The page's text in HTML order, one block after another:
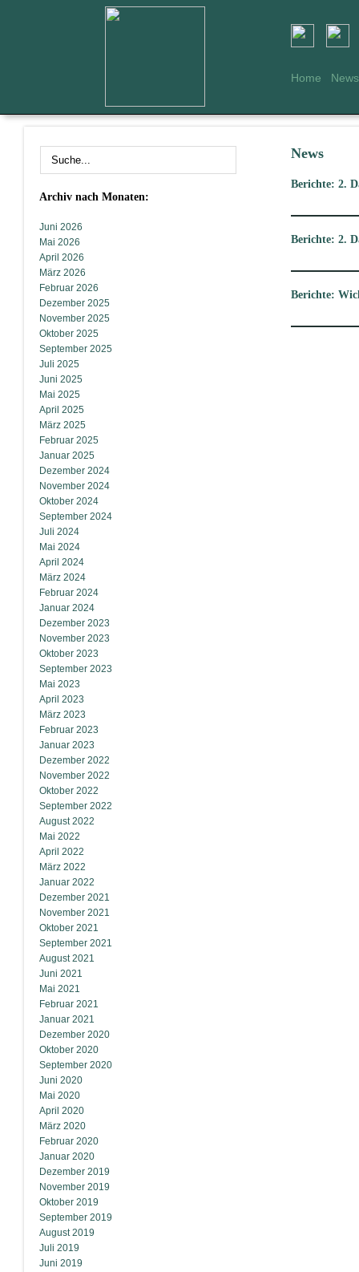
Home News
Archiv nach Monaten:
Juni 2026
Mai 2026
April 2026
März 2026
Februar 2026
Dezember 2025
November 2025
Oktober 2025
September 2025
Juli 2025
Juni 2025
Mai 2025
April 2025
März 2025
Februar 2025
Januar 2025
Dezember 2024
November 2024
Oktober 2024
September 2024
Juli 2024
Mai 2024
April 2024
März 2024
Februar 2024
Januar 2024
Dezember 2023
November 2023
Oktober 2023
September 2023
Mai 2023
April 2023
März 2023
Februar 2023
Januar 2023
Dezember 2022
November 2022
Oktober 2022
September 2022
August 2022
Mai 2022
April 2022
März 2022
Januar 2022
Dezember 2021
November 2021
Oktober 2021
September 2021
August 2021
Juni 2021
Mai 2021
Februar 2021
Januar 2021
Dezember 2020
Oktober 2020
September 2020
Juni 2020
Mai 2020
April 2020
März 2020
Februar 2020
Januar 2020
Dezember 2019
November 2019
Oktober 2019
September 2019
August 2019
Juli 2019
Juni 2019
News
Berichte: 2.
Berichte: 2.
Berichte: